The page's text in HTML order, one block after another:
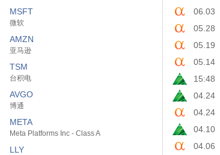
MSFT
微软
AMZN
亚马逊
TSM
台积电
AVGO
博通
META
Meta Platforms Inc - Class A
LLY
06.03
05.28
05.19
05.14
15:48
04.24
04.24
04.10
04.06